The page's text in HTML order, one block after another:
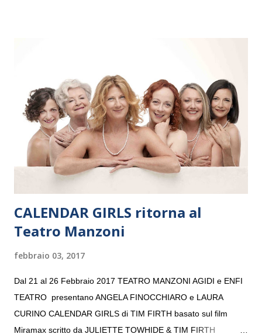
“Settembre dell’Accademia” dove si esibirà per il secondo anno
consecutivo. Il pubblico milanese avrà il piacere di applaudire i
giovani artisti della Baltic Sea Youth Philharmonic per la quarta
volta. L’orchestra, fondata nel 2008 da Kristjan Järvi (affiancato
da un prestigioso consiglio di consulent...
CALENDAR GIRLS ritorna al
Teatro Manzoni
febbraio 03, 2017
Dal 21 al 26 Febbraio 2017 TEATRO MANZONI AGIDI e ENFI
TEATRO presentano ANGELA FINOCCHIARO e LAURA
CURINO CALENDAR GIRLS di TIM FIRTH basato sul film
Miramax scritto da JULIETTE TOWHIDE & TIM FIRTH